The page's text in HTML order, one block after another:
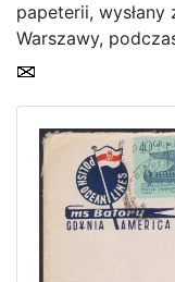
Home page
Current
Recent result
Archive
papeterii, wysłany
Warszawy,